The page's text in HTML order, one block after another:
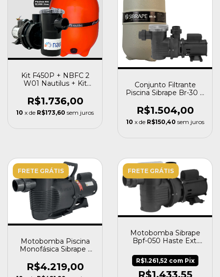
Kit F450P + NBFC 2
W01 Nautilus + Kit
R$1.736,00
10 x de R$173,60 sem juros
Conjunto Filtrante
Piscina Sibrape Br-30 +
R$1.504,00
10 x de R$150,40 sem juros
FRETE GRÁTIS
Motobomba Piscina
Monofásica Sibrape -
Biv
R$4.219,00
FRETE GRÁTIS
Motobomba Sibrape
Bpf-050 Haste Ext.
R$1.433,55
R$1.261,52 com Pix